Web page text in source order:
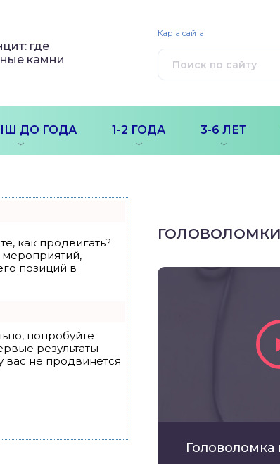
где
камни
ДО ГОДА 1-2 ГОДА 3-6 ЛЕТ
Карта сайта
как продвигать?
позиций в
попробуйте
результаты
вас не продвинется
ГОЛОВОЛОМКИ
Головоломка